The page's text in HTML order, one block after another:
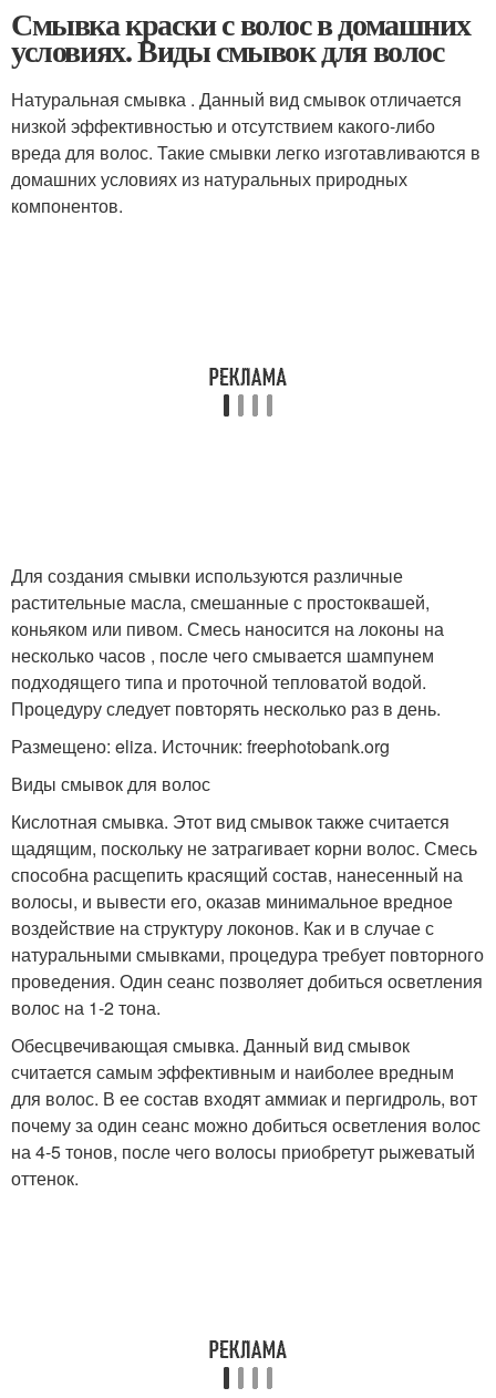
Смывка краски с волос в домашних
условиях. Виды смывок для волос
Натуральная смывка . Данный вид смывок отличается
низкой эффективностью и отсутствием какого-либо
вреда для волос. Такие смывки легко изготавливаются в
домашних условиях из натуральных природных
компонентов.
Для создания смывки используются различные
растительные масла, смешанные с простоквашей,
коньяком или пивом. Смесь наносится на локоны на
несколько часов , после чего смывается шампунем
подходящего типа и проточной тепловатой водой.
Процедуру следует повторять несколько раз в день.
Размещено: eliza. Источник: freephotobank.org
Виды смывок для волос
Кислотная смывка. Этот вид смывок также считается
щадящим, поскольку не затрагивает корни волос. Смесь
способна расщепить красящий состав, нанесенный на
волосы, и вывести его, оказав минимальное вредное
воздействие на структуру локонов. Как и в случае с
натуральными смывками, процедура требует повторного
проведения. Один сеанс позволяет добиться осветления
волос на 1-2 тона.
Обесцвечивающая смывка. Данный вид смывок
считается самым эффективным и наиболее вредным
для волос. В ее состав входят аммиак и пергидроль, вот
почему за один сеанс можно добиться осветления волос
на 4-5 тонов, после чего волосы приобретут рыжеватый
оттенок.